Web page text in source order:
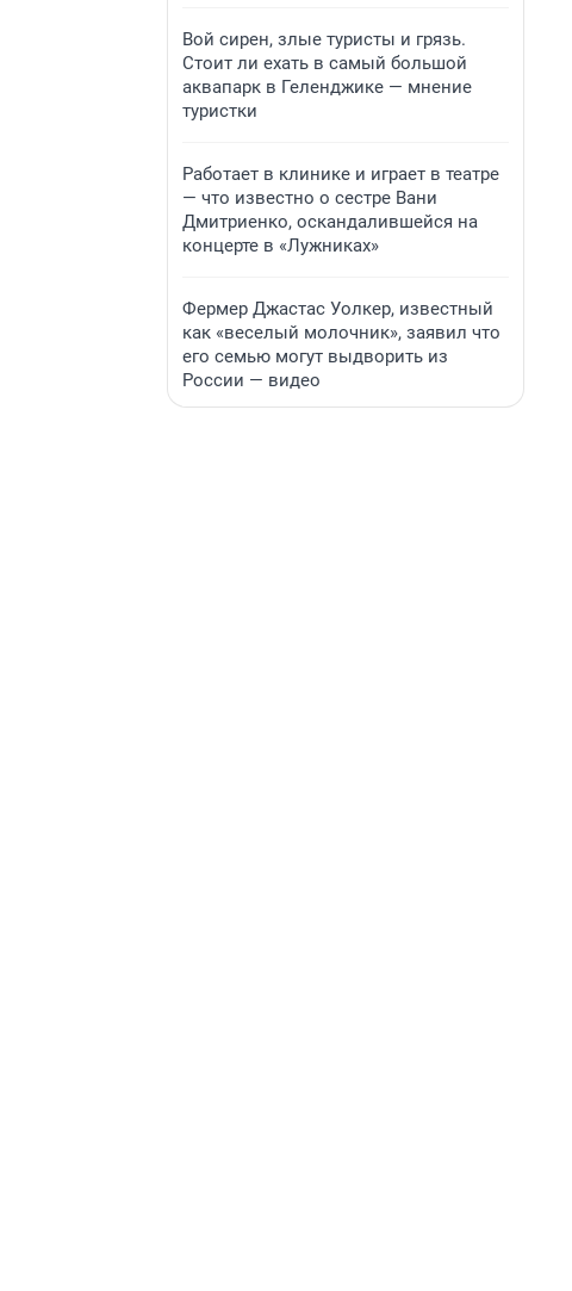
Вой сирен, злые туристы и грязь.
Стоит ли ехать в самый большой
аквапарк в Геленджике — мнение
туристки
Работает в клинике и играет в театре
— что известно о сестре Вани
Дмитриенко, оскандалившейся на
концерте в «Лужниках»
Фермер Джастас Уолкер, известный
как «веселый молочник», заявил что
его семью могут выдворить из
России — видео